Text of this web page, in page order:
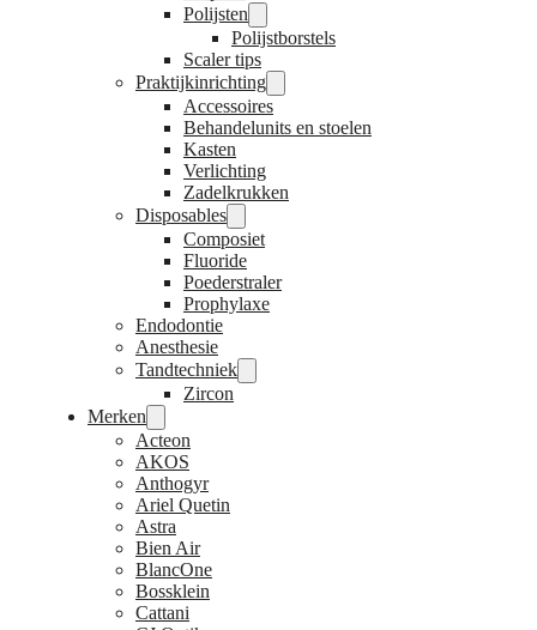
Polijsten
Polijstborstels
Scaler tips
Praktijkinrichting
Accessoires
Behandelunits en stoelen
Kasten
Verlichting
Zadelkrukken
Disposables
Composiet
Fluoride
Poederstraler
Prophylaxe
Endodontie
Anesthesie
Tandtechniek
Zircon
Merken
Acteon
AKOS
Anthogyr
Ariel Quetin
Astra
Bien Air
BlancOne
Bossklein
Cattani